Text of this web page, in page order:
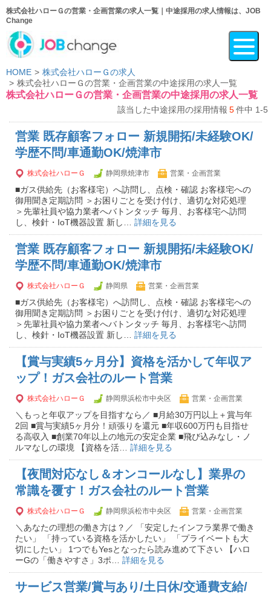
株式会社ハローＧの営業・企画営業の求人一覧｜中途採用の求人情報は、JOB
Change
HOME
株式会社ハローＧの求人
株式会社ハローＧの営業・企画営業の中途採用の求人一覧
株式会社ハローＧの営業・企画営業の中途採用の求人一覧
該当した中途採用の採用情報 5件中 1-5
営業 既存顧客フォロー 新規開拓/未経験OK/
学歴不問/車通勤OK/焼津市
株式会社ハローＧ 静岡県焼津市 営業・企画営業
■ガス供給先（お客様宅）へ訪問し、点検・確認 お客様宅への
御用聞き定期訪問 ＞お困りごとを受け付け、適切な対応処理
＞先輩社員や協力業者へバトンタッチ 毎月、お客様宅へ訪問
し、検針・IoT機器設置 新し… 詳細を見る
営業 既存顧客フォロー 新規開拓/未経験OK/
学歴不問/車通勤OK/焼津市
株式会社ハローＧ 静岡県 営業・企画営業
■ガス供給先（お客様宅）へ訪問し、点検・確認 お客様宅への
御用聞き定期訪問 ＞お困りごとを受け付け、適切な対応処理
＞先輩社員や協力業者へバトンタッチ 毎月、お客様宅へ訪問
し、検針・IoT機器設置 新し… 詳細を見る
【賞与実績5ヶ月分】資格を活かして年収ア
ップ！ガス会社のルート営業
株式会社ハローＧ 静岡県浜松市中央区 営業・企画営業
＼もっと年収アップを目指すなら／ ■月給30万円以上＋賞与年
2回 ■賞与実績5ヶ月分！頑張りを還元 ■年収600万円も目指せ
る高収入 ■創業70年以上の地元の安定企業 ■飛び込みなし・ノ
ルマなしの環境 【資格を活… 詳細を見る
【夜間対応なし＆オンコールなし】業界の
常識を覆す！ガス会社のルート営業
株式会社ハローＧ 静岡県浜松市中央区 営業・企画営業
＼あなたの理想の働き方は？／ 「安定したインフラ業界で働き
たい」 「持っている資格を活かしたい」 「プライベートも大
切にしたい」 1つでもYesとなったら読み進めて下さい 【ハロ
ーGの「働きやすさ」3ポ… 詳細を見る
サービス営業/賞与あり/土日休/交通費支給/